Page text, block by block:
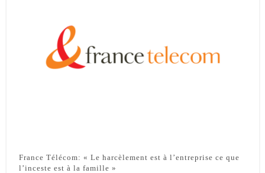
France Télécom: « Le harcèlement est à l’entreprise ce que
l’inceste est à la famille »